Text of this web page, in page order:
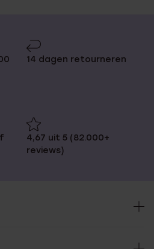
14 dagen retourneren
4,67 uit 5 (82.000+
reviews)